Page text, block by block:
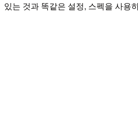
있는 것과 똑같은 설정, 스펙을 사용